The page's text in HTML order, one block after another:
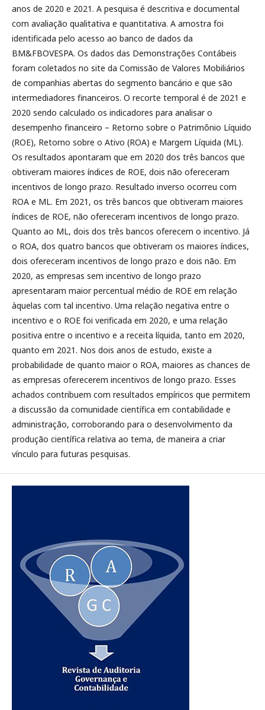
anos de 2020 e 2021. A pesquisa é descritiva e documental
com avaliação qualitativa e quantitativa. A amostra foi
identificada pelo acesso ao banco de dados da
BM&FBOVESPA. Os dados das Demonstrações Contábeis
foram coletados no site da Comissão de Valores Mobiliários
de companhias abertas do segmento bancário e que são
intermediadores financeiros. O recorte temporal é de 2021 e
2020 sendo calculado os indicadores para analisar o
desempenho financeiro – Retorno sobre o Patrimônio Líquido
(ROE), Retorno sobre o Ativo (ROA) e Margem Líquida (ML).
Os resultados apontaram que em 2020 dos três bancos que
obtiveram maiores índices de ROE, dois não ofereceram
incentivos de longo prazo. Resultado inverso ocorreu com
ROA e ML. Em 2021, os três bancos que obtiveram maiores
índices de ROE, não ofereceram incentivos de longo prazo.
Quanto ao ML, dois dos três bancos oferecem o incentivo. Já
o ROA, dos quatro bancos que obtiveram os maiores índices,
dois ofereceram incentivos de longo prazo e dois não. Em
2020, as empresas sem incentivo de longo prazo
apresentaram maior percentual médio de ROE em relação
àquelas com tal incentivo. Uma relação negativa entre o
incentivo e o ROE foi verificada em 2020, e uma relação
positiva entre o incentivo e a receita líquida, tanto em 2020,
quanto em 2021. Nos dois anos de estudo, existe a
probabilidade de quanto maior o ROA, maiores as chances de
as empresas oferecerem incentivos de longo prazo. Esses
achados contribuem com resultados empíricos que permitem
a discussão da comunidade científica em contabilidade e
administração, corroborando para o desenvolvimento da
produção científica relativa ao tema, de maneira a criar
vínculo para futuras pesquisas.